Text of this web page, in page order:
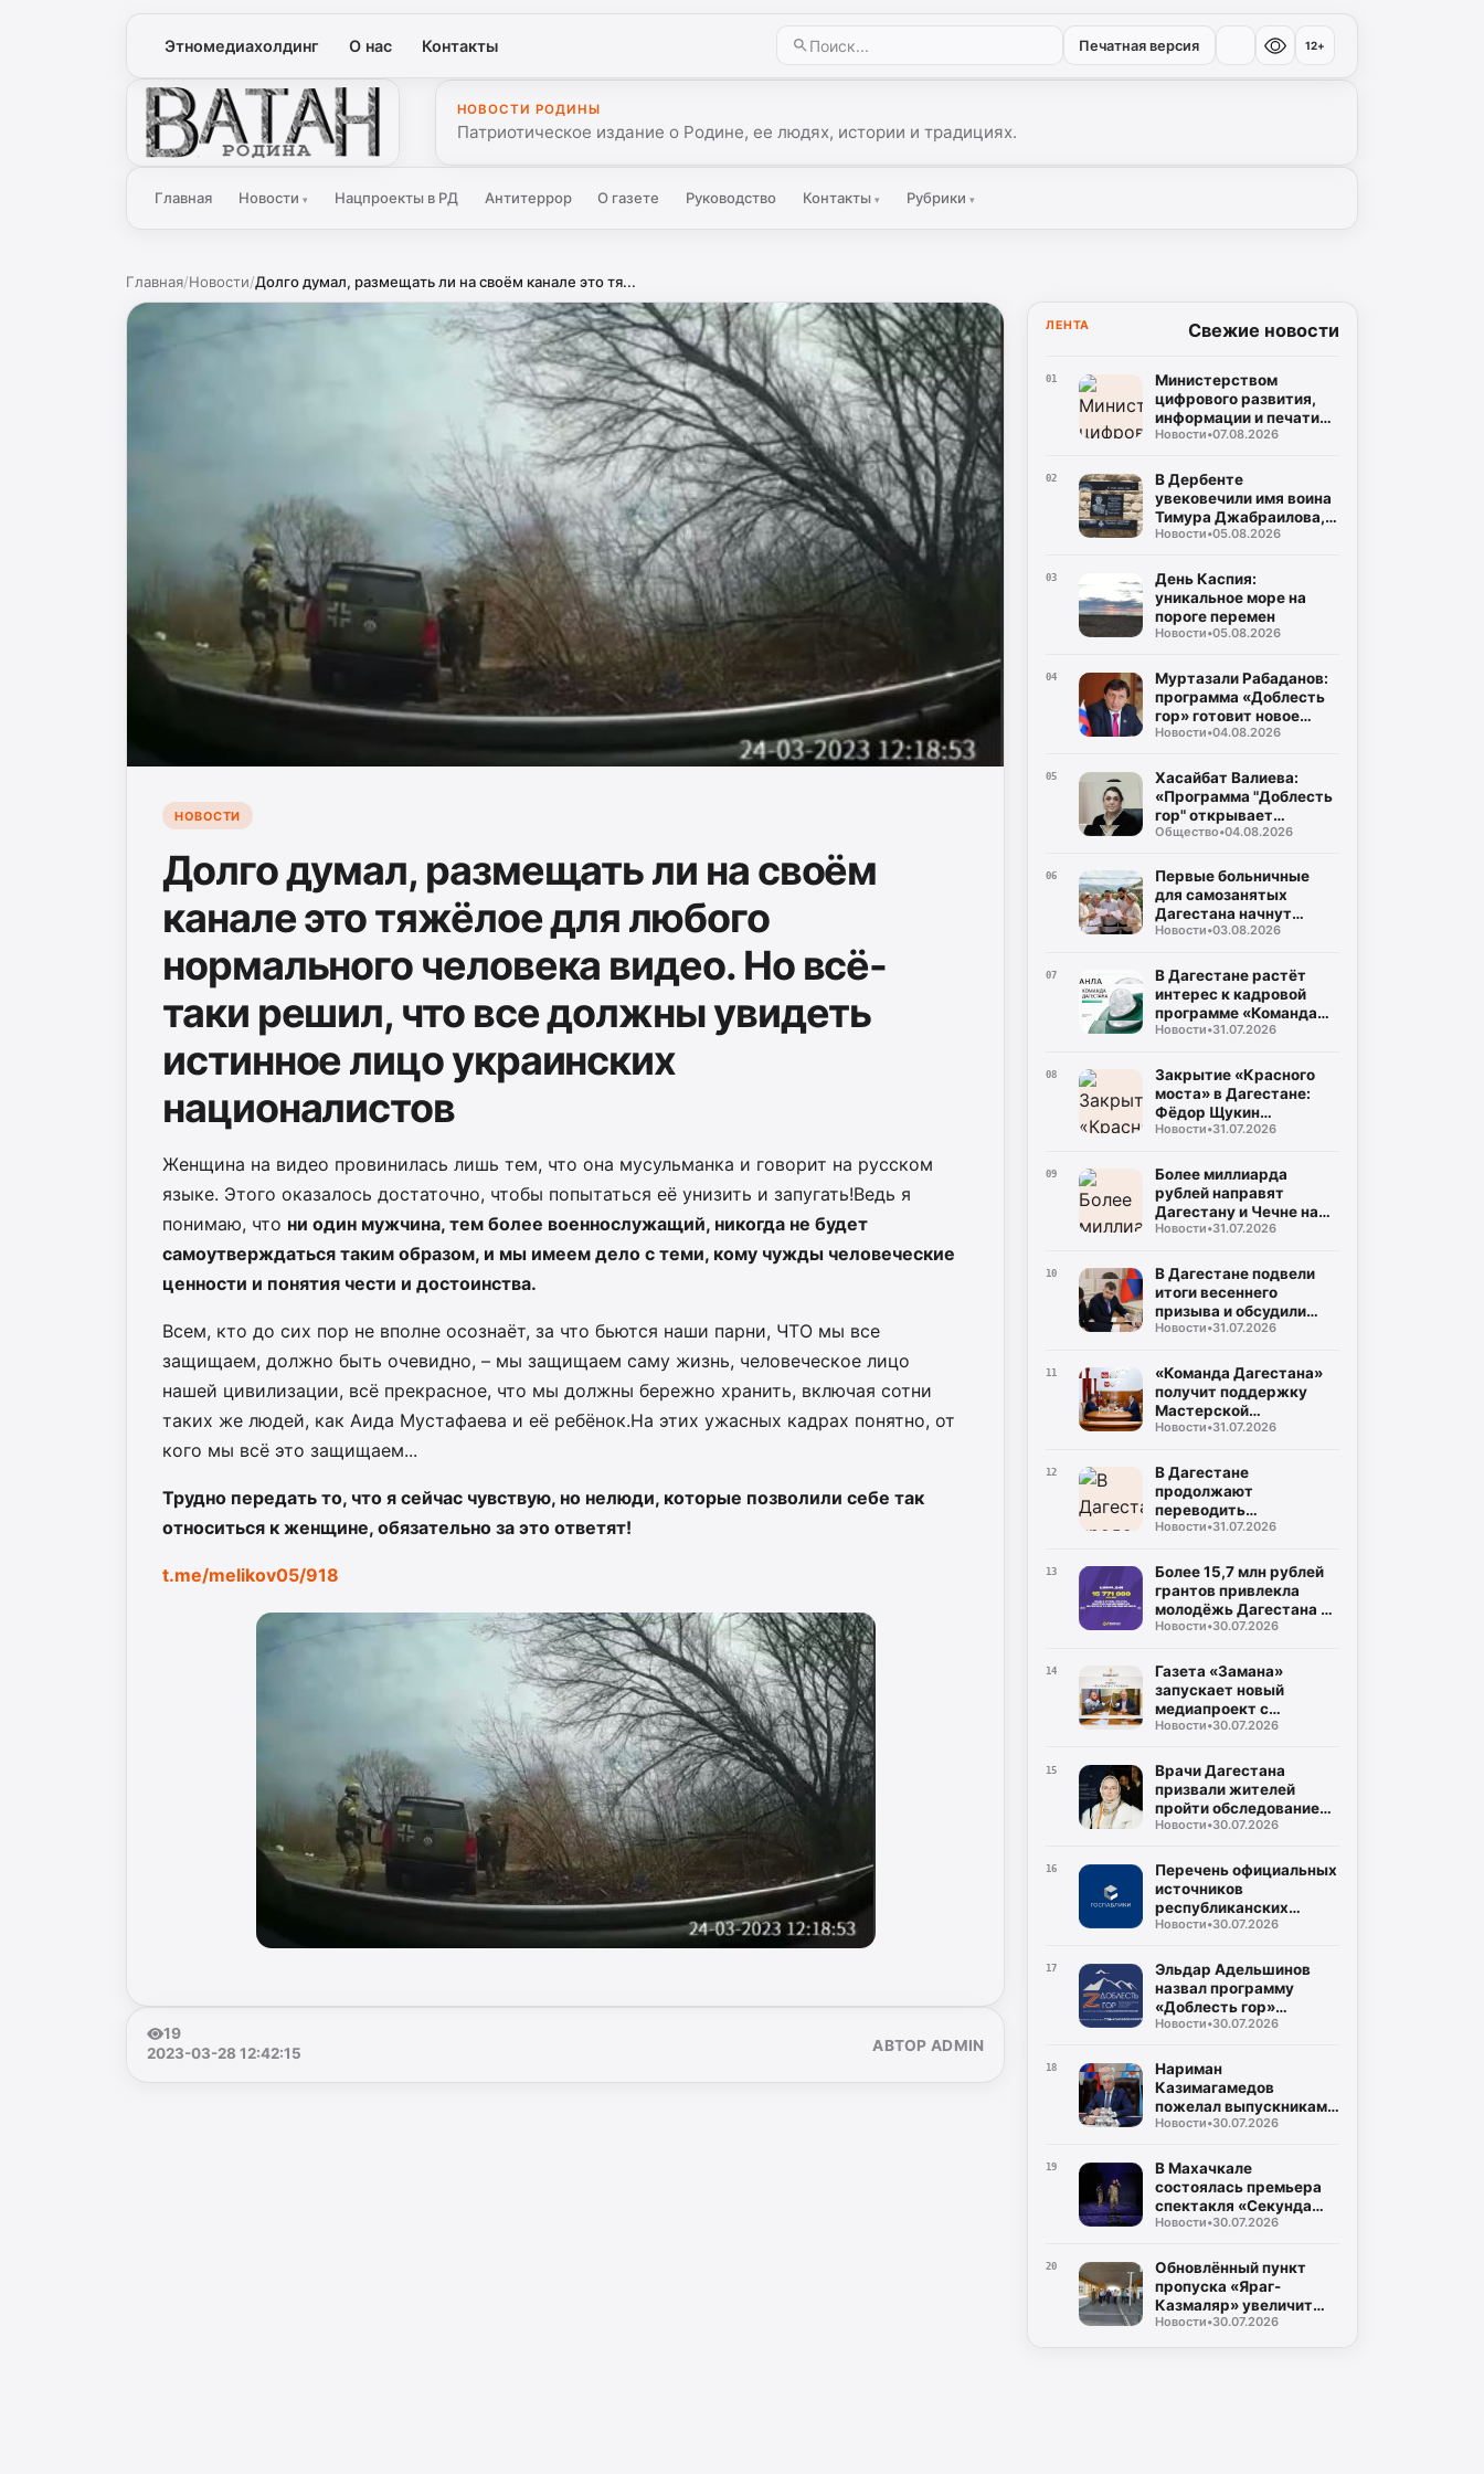
Этномедиахолдинг О нас Контакты Печатная версия 12+
Ватан
НОВОСТИ РОДИНЫ
Патриотическое издание о Родине, ее людях, истории и традициях.
Главная Новости▾ Нацпроекты в РД Антитеррор О газете Руководство Контакты ▾ Рубрики ▾
Главная/Новости/Долго думал, размещать ли на своём канале это тя...
НОВОСТИ
Долго думал, размещать ли на своём
канале это тяжёлое для любого
нормального человека видео. Но всё-
таки решил, что все должны увидеть
истинное лицо украинских
националистов
Женщина на видео провинилась лишь тем, что она мусульманка и говорит на русском
языке. Этого оказалось достаточно, чтобы попытаться её унизить и запугать!Ведь я
понимаю, что ни один мужчина, тем более военнослужащий, никогда не будет
самоутверждаться таким образом, и мы имеем дело с теми, кому чужды человеческие
ценности и понятия чести и достоинства.
Всем, кто до сих пор не вполне осознаёт, за что бьются наши парни, ЧТО мы все
защищаем, должно быть очевидно, – мы защищаем саму жизнь, человеческое лицо
нашей цивилизации, всё прекрасное, что мы должны бережно хранить, включая сотни
таких же людей, как Аида Мустафаева и её ребёнок.На этих ужасных кадрах понятно, от
кого мы всё это защищаем...
Трудно передать то, что я сейчас чувствую, но нелюди, которые позволили себе так
относиться к женщине, обязательно за это ответят!
t.me/melikov05/918
19
2023-03-28 12:42:15
АВТОР ADMIN
ЛЕНТА Свежие новости
01
Министерством
цифрового развития,
информации и печати
Республики Дагестан
созданию корпусов
национальных языков
народов Республики
Дагестан
Новости•07.08.2026
02
В Дербенте
увековечили имя воина
Тимура Джабраилова,
отдавшего жизнь за
Новости•05.08.2026
03
День Каспия:
уникальное море на
пороге перемен
Новости•05.08.2026
04
Муртазали Рабаданов:
программа «Доблесть
гор» готовит новое
поколение
Дагестана
Новости•04.08.2026
05
Хасайбат Валиева:
«Программа "Доблесть
гор" открывает
участникам СВО новые
служения Дагестану»
Общество•04.08.2026
06
Первые больничные
для самозанятых
Дагестана начнут
выплачивать уже в
Новости•03.08.2026
07
В Дагестане растёт
интерес к кадровой
программе «Команда
Дагестана»
Новости•31.07.2026
08
Закрытие «Красного
моста» в Дагестане:
Фёдор Щукин
потребовал ускорить
Новости•31.07.2026
09
Более миллиарда
рублей направят
Дагестану и Чечне на
помощь пострадавшим
Новости•31.07.2026
10
В Дагестане подвели
итоги весеннего
призыва и обсудили
набор на контрактную
Новости•31.07.2026
11
«Команда Дагестана»
получит поддержку
Мастерской
управления «Сенеж»
Новости•31.07.2026
12
В Дагестане
продолжают
переводить
газопроводы под землю
безопасности
Новости•31.07.2026
13
Более 15,7 млн рублей
грантов привлекла
молодёжь Дагестана в
2026 году
Новости•30.07.2026
14
Газета «Замана»
запускает новый
медиапроект с
участием известных
Новости•30.07.2026
15
Врачи Дагестана
призвали жителей
пройти обследование
на гепатит С во время
Новости•30.07.2026
16
Перечень официальных
источников
республиканских
средств массовой
Новости•30.07.2026
17
Эльдар Адельшинов
назвал программу
«Доблесть гор»
важным ресурсом для
Новости•30.07.2026
18
Нариман
Казимагамедов
пожелал выпускникам
программы «Доблесть
государственной
службе
Новости•30.07.2026
19
В Махачкале
состоялась премьера
спектакля «Секунда
сомнений»,
специальной военной
операции
Новости•30.07.2026
20
Обновлённый пункт
пропуска «Яраг-
Казмаляр» увеличит
грузопоток через
Новости•30.07.2026